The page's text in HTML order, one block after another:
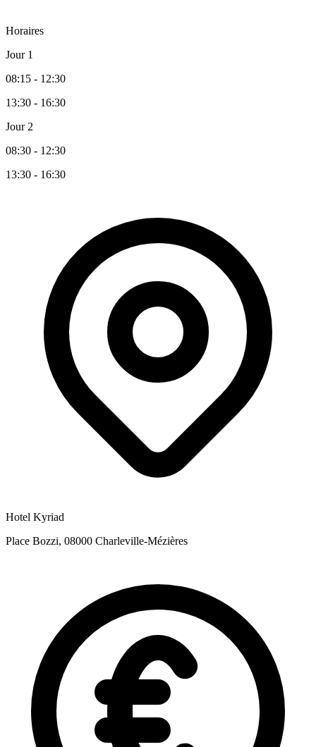
Horaires
Jour 1
08:15 - 12:30
13:30 - 16:30
Jour 2
08:30 - 12:30
13:30 - 16:30
Hotel Kyriad
Place Bozzi, 08000 Charleville-Mézières